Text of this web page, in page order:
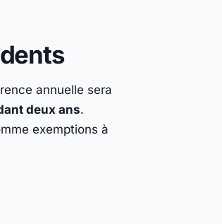
annuelle sera
deux ans.
exemptions à